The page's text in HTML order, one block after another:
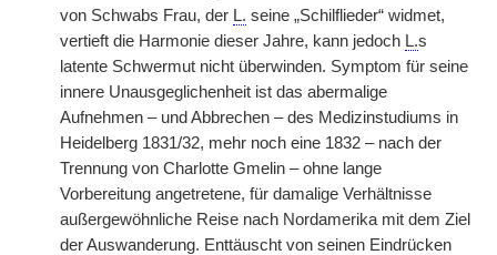
von Schwabs Frau, der L. seine „Schilflieder“ widmet,
vertieft die Harmonie dieser Jahre, kann jedoch L.s
latente Schwermut nicht überwinden. Symptom für seine
innere Unausgeglichenheit ist das abermalige
Aufnehmen – und Abbrechen – des Medizinstudiums in
Heidelberg 1831/32, mehr noch eine 1832 – nach der
Trennung von Charlotte Gmelin – ohne lange
Vorbereitung angetretene, für damalige Verhältnisse
außergewöhnliche Reise nach Nordamerika mit dem Ziel
der Auswanderung. Enttäuscht von seinen Eindrücken